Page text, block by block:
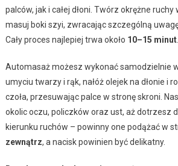
palców, jak i całej dłoni. Twórz okrężne
masuj boki szyi, zwracając szczególną
Cały proces najlepiej trwa około 10–15 minut.
Automasaż możesz wykonać samodzielnie
umyciu twarzy i rąk, nałóż olejek na dłonie i
czoła, przesuwając palce w stronę skroni.
okolic oczu, policzków oraz ust, aż dotrzesz
kierunku ruchów – powinny one podążać w
zewnątrz, a nacisk powinien być delikatny.